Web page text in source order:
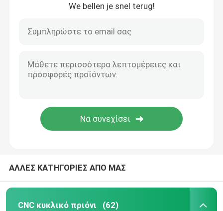
We bellen je snel terug!
ΑΛΛΕΣ ΚΑΤΗΓΟΡΙΕΣ ΑΠΟ ΜΑΣ
CNC κυκλικό πριόνι (62)